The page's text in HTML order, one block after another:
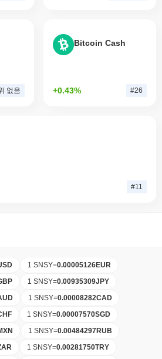
없음
Bitcoin Cash
+0.43% #26
#11
1 SNSY=0.00005126EUR
1 SNSY=0.00935309JPY
1 SNSY=0.00008282CAD
1 SNSY=0.00007570SGD
1 SNSY=0.00484297RUB
1 SNSY=0.00281750TRY